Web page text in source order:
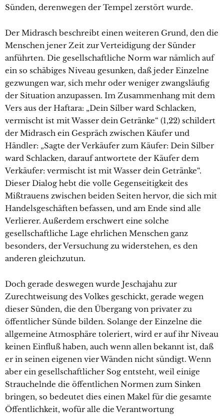
Sünden, derenwegen der Tempel zerstört wurde.
Der Midrasch beschreibt einen weiteren Grund, den die
Menschen jener Zeit zur Verteidigung der Sünder
anführten. Die gesellschaftliche Norm war nämlich auf
ein so schäbiges Niveau gesunken, daß jeder Einzelne
gezwungen war, sich mehr oder weniger zwangsläufig
der Situation anzupassen. Im Zusammenhang mit dem
Vers aus der Haftara: „Dein Silber ward Schlacken,
vermischt ist mit Wasser dein Getränke“ (1,22) schildert
der Midrasch ein Gespräch zwischen Käufer und
Händler: „Sagte der Verkäufer zum Käufer: Dein Silber
ward Schlacken, darauf antwortete der Käufer dem
Verkäufer: vermischt ist mit Wasser dein Getränke“.
Dieser Dialog hebt die volle Gegenseitigkeit des
Mißtrauens zwischen beiden Seiten hervor, die sich mit
Handelsgeschäften befassen, und am Ende sind alle
Verlierer. Außerdem erschwert eine solche
gesellschaftliche Lage ehrlichen Menschen ganz
besonders, der Versuchung zu widerstehen, es den
anderen gleichzutun.
Doch gerade deswegen wurde Jeschajahu zur
Zurechtweisung des Volkes geschickt, gerade wegen
dieser Sünden, die den Übergang von privater zu
öffentlicher Sünde bilden. Solange der Einzelne die
allgemeine Atmosphäre toleriert, wird er auf ihr Niveau
keinen Einfluß haben, auch wenn allen bekannt ist, daß
er in seinen eigenen vier Wänden nicht sündigt. Wenn
aber ein gesellschaftlicher Sog entsteht, weil einige
Strauchelnde die öffentlichen Normen zum Sinken
bringen, so bedeutet dies einen Makel für die gesamte
Öffentlichkeit, wofür alle die Verantwortung